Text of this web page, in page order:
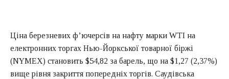
Ціна березневих ф’ючерсів на нафту марки WTI на
електронних торгах Нью-Йоркської товарної біржі
(NYMEX) становить $54,82 за барель, що на $1,27 (2,37%)
вище рівня закриття попередніх торгів. Саудівська